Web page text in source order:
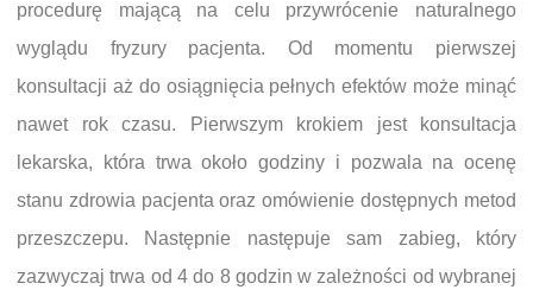
procedurę mającą na celu przywrócenie naturalnego
wyglądu fryzury pacjenta. Od momentu pierwszej
konsultacji aż do osiągnięcia pełnych efektów może minąć
nawet rok czasu. Pierwszym krokiem jest konsultacja
lekarska, która trwa około godziny i pozwala na ocenę
stanu zdrowia pacjenta oraz omówienie dostępnych metod
przeszczepu. Następnie następuje sam zabieg, który
zazwyczaj trwa od 4 do 8 godzin w zależności od wybranej